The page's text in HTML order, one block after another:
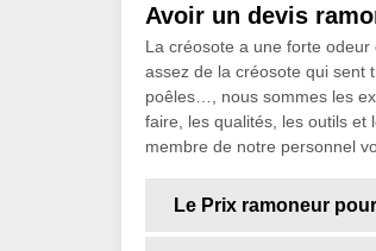
Avoir un devis
La créosote a une forte odeur
assez de la créosote qui sent
poêles…, nous sommes les
faire, les qualités, les outils et
membre de notre personnel
Le Prix ramoneur